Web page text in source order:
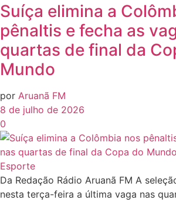
Suíça elimina a
pênaltis e fecha as
quartas de final da
Mundo
por Aruanã FM
8 de julho de 2026
0
Esporte
Da Redação Rádio Aruanã FM A
nesta terça-feira a última vaga nas